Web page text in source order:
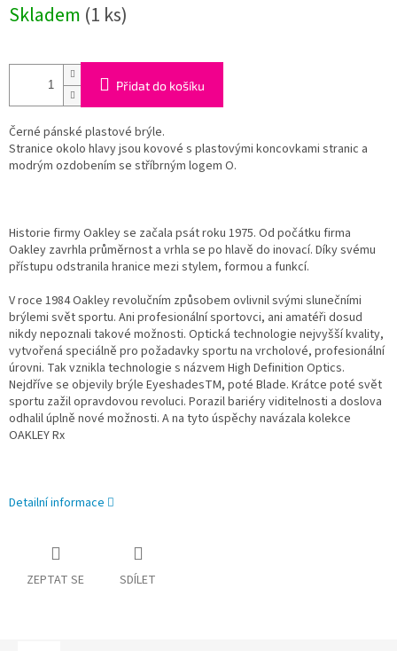
cena:
Skladem (1 ks)
Přidat do košíku
Černé pánské plastové brýle.
Stranice okolo hlavy jsou kovové s plastovými koncovkami stranic a
modrým ozdobením se stříbrným logem O.
Historie firmy Oakley se začala psát roku 1975. Od počátku firma
Oakley zavrhla průměrnost a vrhla se po hlavě do inovací. Díky svému
přístupu odstranila hranice mezi stylem, formou a funkcí.
V roce 1984 Oakley revolučním způsobem ovlivnil svými slunečními
brýlemi svět sportu. Ani profesionální sportovci, ani amatéři dosud
nikdy nepoznali takové možnosti. Optická technologie nejvyšší kvality,
vytvořená speciálně pro požadavky sportu na vrcholové, profesionální
úrovni. Tak vznikla technologie s názvem High Definition Optics.
Nejdříve se objevily brýle EyeshadesTM, poté Blade. Krátce poté svět
sportu zažil opravdovou revoluci. Porazil bariéry viditelnosti a doslova
odhalil úplně nové možnosti. A na tyto úspěchy navázala kolekce
OAKLEY Rx
Detailní informace
ZEPTAT SE SDÍLET